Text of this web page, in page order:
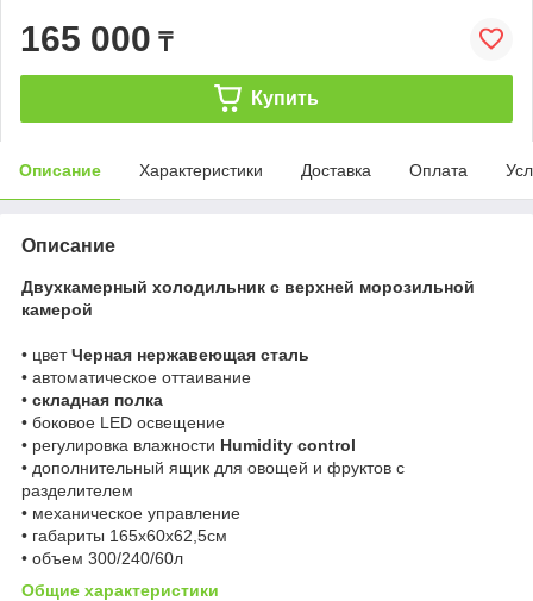
165 000 ₸
Купить
Описание Характеристики Доставка Оплата
Описание
Двухкамерный холодильник с верхней морозильной
камерой
• цветЧерная нержавеющая сталь
• автоматическое оттаивание
• складная полка
• боковое LED освещение
• регулировка влажности Humidity control
• дополнительный ящик для овощей и фруктов с
разделителем
• механическое управление
• габариты 165x60x62,5см
• объем 300/240/60л
Общие характеристики